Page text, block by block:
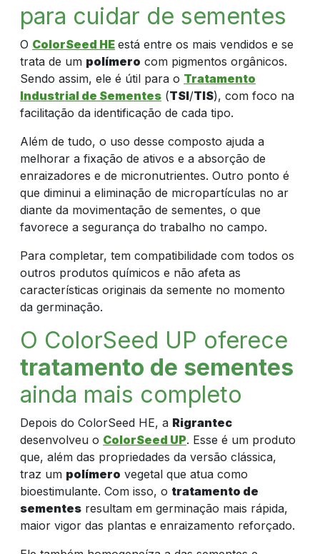
para cuidar de sementes
O ColorSeed HE está entre os mais vendidos e se
trata de um polímero com pigmentos orgânicos.
Sendo assim, ele é útil para o Tratamento
Industrial de Sementes (TSI/TIS), com foco na
facilitação da identificação de cada tipo.
Além de tudo, o uso desse composto ajuda a
melhorar a fixação de ativos e a absorção de
enraizadores e de micronutrientes. Outro ponto é
que diminui a eliminação de micropartículas no ar
diante da movimentação de sementes, o que
favorece a segurança do trabalho no campo.
Para completar, tem compatibilidade com todos os
outros produtos químicos e não afeta as
características originais da semente no momento
da germinação.
O ColorSeed UP oferece
tratamento de sementes
ainda mais completo
Depois do ColorSeed HE, a Rigrantec
desenvolveu o ColorSeed UP. Esse é um produto
que, além das propriedades da versão clássica,
traz um polímero vegetal que atua como
bioestimulante. Com isso, o tratamento de
sementes resultam em germinação mais rápida,
maior vigor das plantas e enraizamento reforçado.